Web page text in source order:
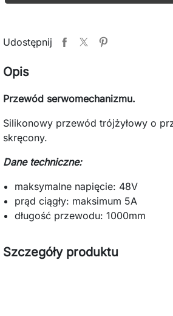
Udostępnij
Opis
Przewód serwomechanizmu.
Silikonowy przewód trójżyłowy o
skręcony.
Dane techniczne:
maksymalne napięcie: 48V
prąd ciągły: maksimum 5A
długość przewodu: 1000mm
Szczegóły produktu